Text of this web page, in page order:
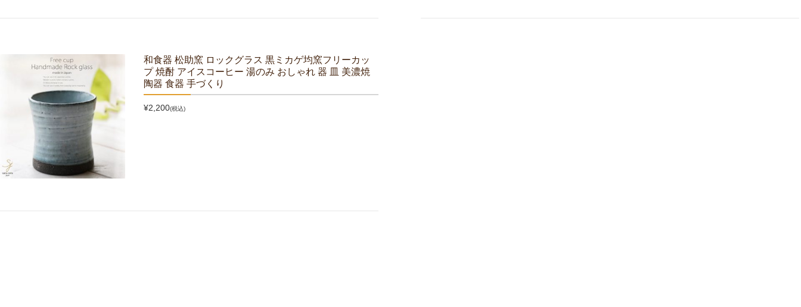
和食器 松助窯 ロックグラス 黒ミカゲ均窯フリーカッ
プ 焼酎 アイスコーヒー 湯のみ おしゃれ 器 皿 美濃焼
陶器 食器 手づくり
¥2,200(税込)